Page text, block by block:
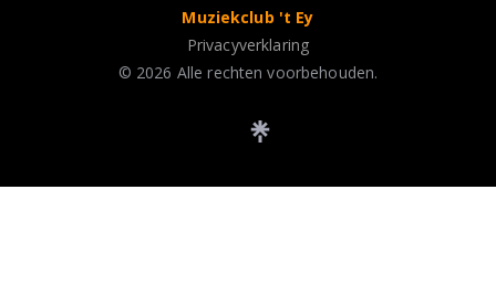
Muziekclub 't Ey
Privacyverklaring
© 2026 Alle rechten voorbehouden.